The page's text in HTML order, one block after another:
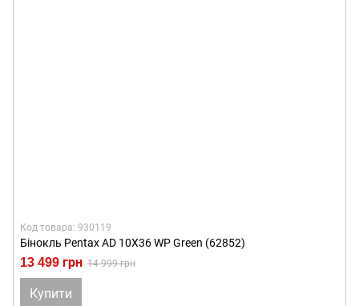
Код товара: 930119
Бінокль Pentax AD 10X36 WP Green (62852)
13 499 грн 14 999 грн
Купити